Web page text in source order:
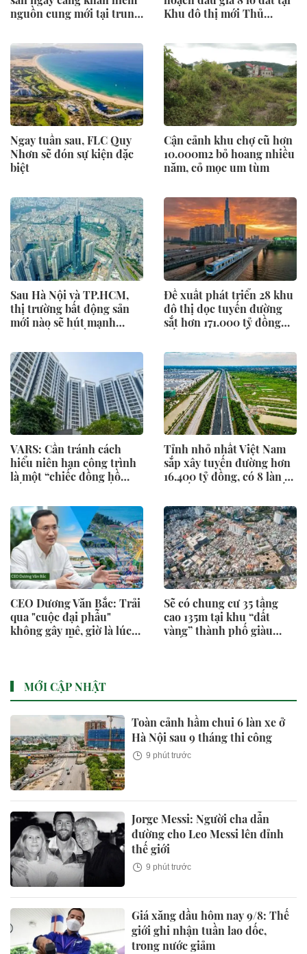
nguồn cung mới tại trung
Khu đô thị mới Thủ
Ngay tuần sau, FLC Quy
Nhơn sẽ đón sự kiện đặc
biệt
Cận cảnh khu chợ cũ hơn
10.000m2 bỏ hoang nhiều
năm, cỏ mọc um tùm
Sau Hà Nội và TP.HCM,
thị trường bất động sản
mới nào sẽ hút mạnh
Đề xuất phát triển 28 khu
đô thị dọc tuyến đường
sắt hơn 171.000 tỷ đồng
VARS: Cần tránh cách
hiểu niên hạn công trình
là một “chiếc đồng hồ
hạn sử dụng không đồng
nghĩa với việc công trình
mặc nhiên bị phá dỡ
Tỉnh nhỏ nhất Việt Nam
sắp xây tuyến đường hơn
16.400 tỷ đồng, có 8 làn xe
thẳng Vành đai 4 ra biển
CEO Dương Văn Bắc: Trải
qua "cuộc đại phẫu"
không gây mê, giờ là lúc
Sẽ có chung cư 35 tầng
cao 135m tại khu “đất
vàng” thành phố giàu
MỚI CẬP NHẬT
Toàn cảnh hầm chui 6 làn xe ở
Hà Nội sau 9 tháng thi công
9 phút trước
Jorge Messi: Người cha dẫn
đường cho Leo Messi lên đỉnh
thế giới
9 phút trước
Giá xăng dầu hôm nay 9/8: Thế
giới ghi nhận tuần lao dốc,
trong nước giảm